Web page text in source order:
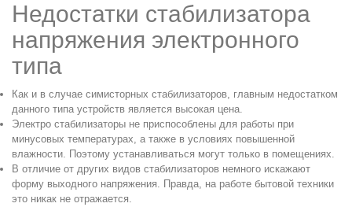
Недостатки стабилизатора
напряжения электронного
типа
Как и в случае симисторных стабилизаторов, главным недостатком
данного типа устройств является высокая цена.
Электро стабилизаторы не приспособлены для работы при
минусовых температурах, а также в условиях повышенной
влажности. Поэтому устанавливаться могут только в помещениях.
В отличие от других видов стабилизаторов немного искажают
форму выходного напряжения. Правда, на работе бытовой техники
это никак не отражается.